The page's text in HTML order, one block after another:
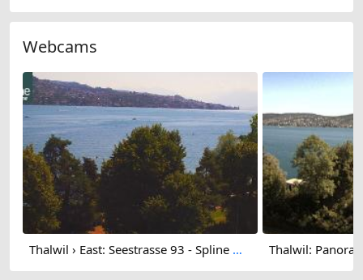
Webcams
Thalwil › East: Seestrasse 93 - Spline AG - Home Smart Home - Zürichsee - Lake Zurich Thalwil: